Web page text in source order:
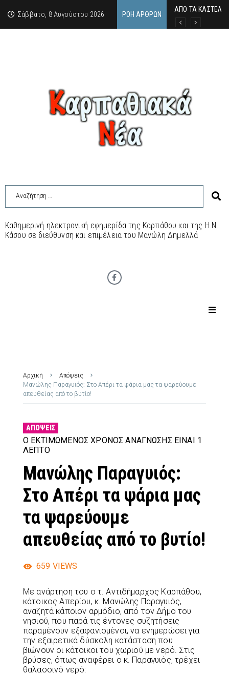
Σάββατο, 8 Αυγούστου 2026 ΡΟΉ ΆΡΘΡΩΝ
ΑΠΟ ΤΑ
Η άγνωστη
Νέος
Καθημερινή ηλεκτρονική εφημερίδα της Καρπάθου και της Η.Ν.
Κάσου σε διεύθυνση και επιμέλεια του Μανώλη Δημελλά
Αρχική
Απόψεις
Μανώλης Παραγυιός: Στο Απέρι τα ψάρια μας τα ψαρεύουμε
απευθείας από το βυτίο!
ΑΠΌΨΕΙΣ
Ο ΕΚΤΙΜΏΜΕΝΟΣ ΧΡΌΝΟΣ ΑΝΆΓΝΩΣΗΣ ΕΊΝΑΙ 1
ΛΕΠΤΌ
Μανώλης Παραγυιός:
Στο Απέρι τα ψάρια μας
τα ψαρεύουμε
απευθείας από το βυτίο!
659 VIEWS
Με ανάρτηση του ο τ. Αντιδήμαρχος Καρπάθου,
κάτοικος Απερίου, κ. Μανώλης Παραγυιός,
αναζητά κάποιον αρμόδιο, από τον Δήμο του
νησιού, που παρά τις έντονες συζητήσεις
παραμένουν εξαφανισμένοι, να ενημερώσει για
την εξαιρετικά δύσκολη κατάσταση που
βιώνουν οι κάτοικοι του χωριού με νερό. Στις
βρύσες, όπως αναφέρει ο κ. Παραγυιός, τρέχει
θαλασσινό νερό: